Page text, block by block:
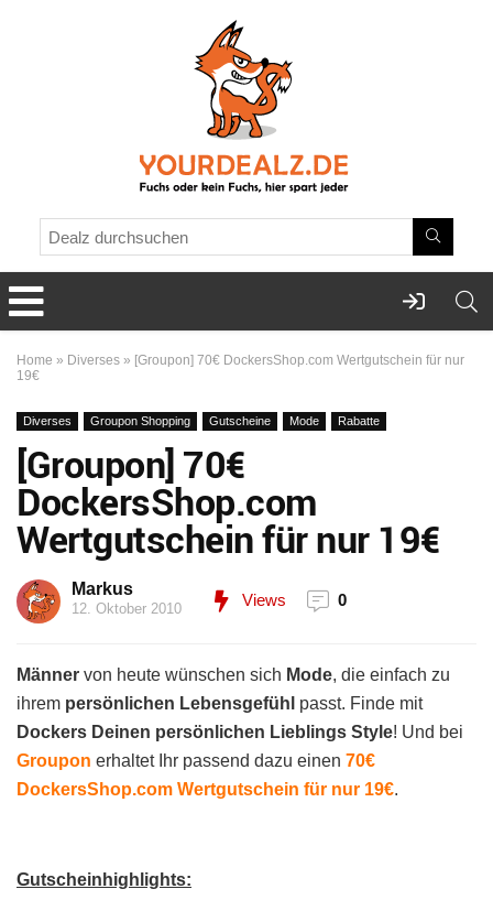
Home » Diverses » [Groupon] 70€ DockersShop.com Wertgutschein für nur
19€
Diverses Groupon Shopping Gutscheine Mode Rabatte
[Groupon] 70€
DockersShop.com
Wertgutschein für nur 19€
Markus
12. Oktober 2010 Views 0
Männer von heute wünschen sich Mode, die einfach zu
ihrem persönlichen Lebensgefühl passt. Finde mit
Dockers Deinen persönlichen Lieblings Style! Und bei
Groupon erhaltet Ihr passend dazu einen 70€
DockersShop.com Wertgutschein für nur 19€.
Gutscheinhighlights: